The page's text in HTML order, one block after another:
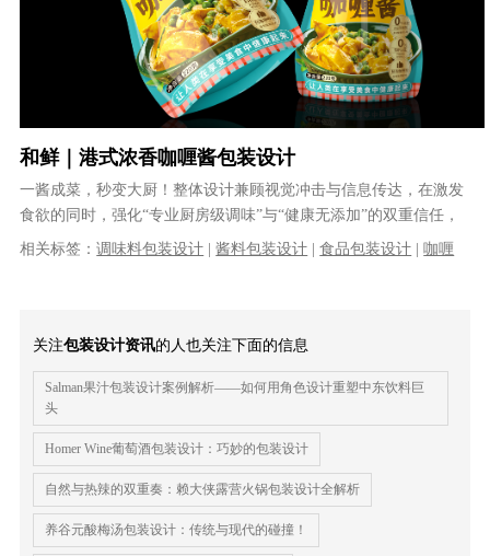
和鲜｜港式浓香咖喱酱包装设计
一酱成菜，秒变大厨！整体设计兼顾视觉冲击与信息传达，在激发
食欲的同时，强化“专业厨房级调味”与“健康无添加”的双重信任，
精准触达追求高效与品质的年轻消......
相关标签：调味料包装设计 |酱料包装设计 |食品包装设计 |咖喱
关注包装设计资讯的人也关注下面的信息
Salman果汁包装设计案例解析——如何用角色设计重塑中东饮料巨
头
Homer Wine葡萄酒包装设计：巧妙的包装设计
自然与热辣的双重奏：赖大侠露营火锅包装设计全解析
养谷元酸梅汤包装设计：传统与现代的碰撞！